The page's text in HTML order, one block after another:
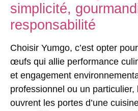
simplicité,
responsabilité
Choisir Yumgo, c’est opter
œufs qui allie performance
et engagement
professionnel ou un particulier,
ouvrent les portes d’une